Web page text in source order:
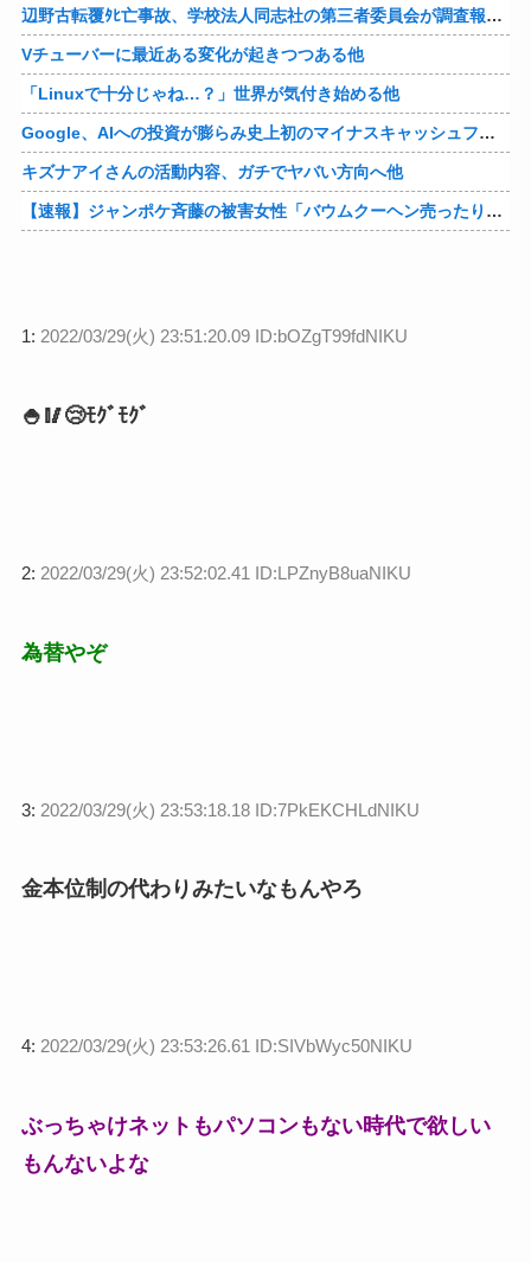
辺野古転覆ﾀﾋ亡事故、学校法人同志社の第三者委員会が調査報告書を公表 … 安全配慮義務違反や安全管理に関する検証を妨げた組織風土の存在を指摘
Vチューバーに最近ある変化が起きつつある他
「Linuxで十分じゃね…？」世界が気付き始める他
Google、AIへの投資が膨らみ史上初のマイナスキャッシュフローに陥る他
キズナアイさんの活動内容、ガチでヤバい方向へ他
【速報】ジャンポケ斉藤の被害女性「バウムクーヘン売ったりTikTokライブしててムカついたから示談しなかった」他
1: 2022/03/29(火) 23:51:20.09 ID:bOZgT99fdNIKU
🍚🥢😢ﾓｸﾞﾓｸﾞ
2: 2022/03/29(火) 23:52:02.41 ID:LPZnyB8uaNIKU
為替やぞ
3: 2022/03/29(火) 23:53:18.18 ID:7PkEKCHLdNIKU
金本位制の代わりみたいなもんやろ
4: 2022/03/29(火) 23:53:26.61 ID:SIVbWyc50NIKU
ぶっちゃけネットもパソコンもない時代で欲しい
もんないよな